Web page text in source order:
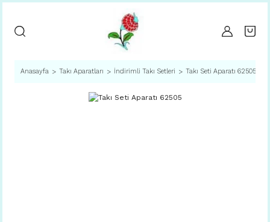
Anasayfa Takı Aparatları İndirimli Takı Setleri Takı Seti Aparatı 62505